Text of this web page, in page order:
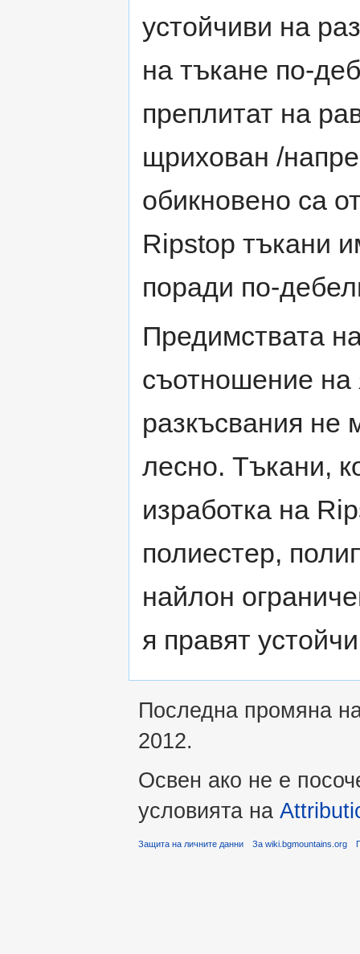
устойчиви на
на тъкане по-
преплитат на
щрихован /
обикновено са
Ripstop тъкани
поради по-
Предимствата
съотношение на
разкъсвания не
лесно. Тъкани,
изработка на
полиестер,
найлон
я правят
Последна промяна
2012.
Освен ако не е
условията на
Защита на личните данни За wiki.bgmountains.org